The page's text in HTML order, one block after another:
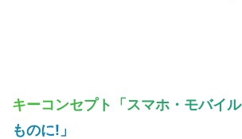
キーコンセプト「スマホ・モバイ
ものに!」